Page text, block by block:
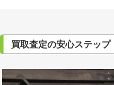
買取査定の安心ステップ